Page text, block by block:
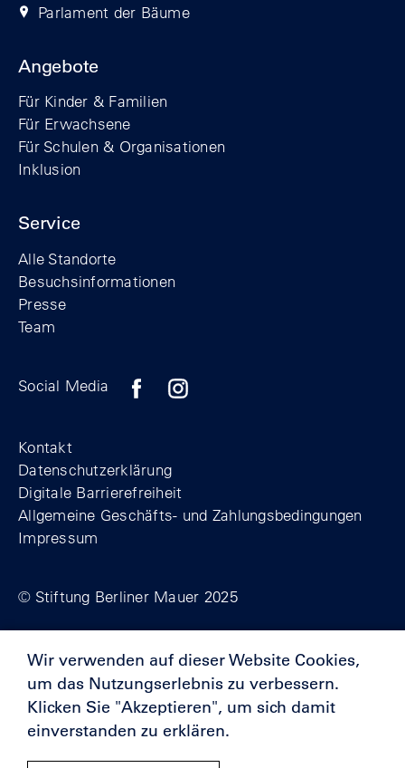
Parlament der Bäume
Angebote
Für Kinder & Familien
Für Erwachsene
Für Schulen & Organisationen
Inklusion
Service
Alle Standorte
Besuchsinformationen
Presse
Team
Social Media Zum Facebook-Profil der Stiftung
Zum Instagram-Profil der Stiftung
Kontakt
Datenschutzerklärung
Digitale Barrierefreiheit
Allgemeine Geschäfts- und Zahlungsbedingungen
Impressum
© Stiftung Berliner Mauer 2025
Förderer
Wir verwenden auf dieser Website Cookies,
um das Nutzungserlebnis zu verbessern.
Klicken Sie "Akzeptieren", um sich damit
einverstanden zu erklären.